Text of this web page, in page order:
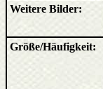
Weitere Bilder:
Größe/Häufigkeit: